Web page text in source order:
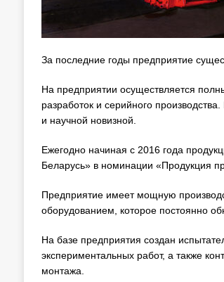
За последние годы предприятие
На предприятии осуществляется
разработок и серийного
и научной новизной.
Ежегодно начиная с 2016 года
Беларусь» в номинации «Продукция
Предприятие имеет мощную
оборудованием, которое постоянно
На базе предприятия создан
экспериментальных работ, а также
монтажа.